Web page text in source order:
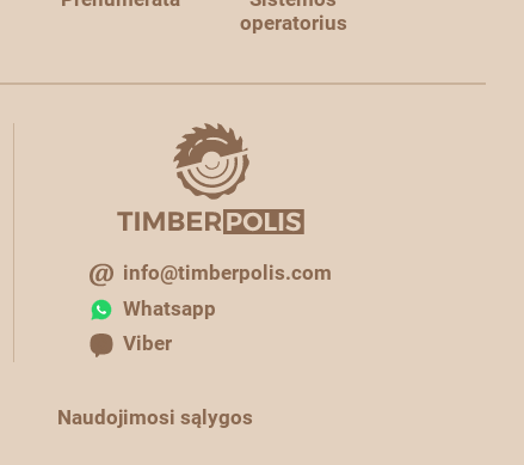
operatorius
info@timberpolis.com
Whatsapp
Viber
Naudojimosi sąlygos